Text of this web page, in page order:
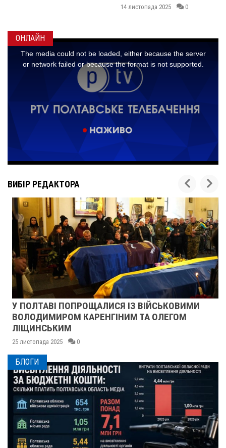
ОНЛАЙН
ВИБІР РЕДАКТОРА
У ПОЛТАВІ ПОПРОЩАЛИСЯ ІЗ ВІЙСЬКОВИМИ
ВОЛОДИМИРОМ КАРЕНГІНИМ ТА ОЛЕГОМ
ЛІЩИНСЬКИМ
25 листопада 2025 0
БЛОГИ